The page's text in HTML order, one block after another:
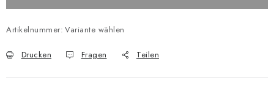
Artikelnummer: Variante wählen
Drucken Fragen Teilen